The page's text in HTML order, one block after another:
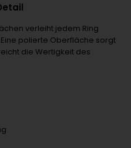
verleiht jedem Ring
polierte Oberfläche sorgt
die Wertigkeit des